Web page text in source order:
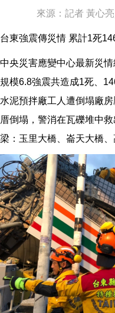
來源：記者 黃心
台東強震傳災情 累計1死
中央災害應變中心最新災
規模6.8強震共造成1死、
水泥預拌廠工人遭倒塌廠
厝倒塌，警消在瓦礫堆中
梁：玉里大橋、崙天大橋